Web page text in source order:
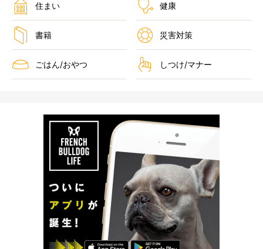
住まい 健康
書籍 災害対策
ごはん/おやつ しつけ/マナー